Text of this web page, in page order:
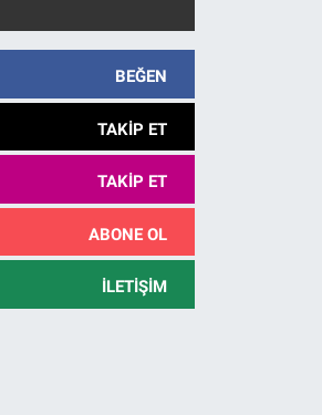
BEĞEN
TAKIP ET
TAKIP ET
ABONE OL
İLETIŞIM